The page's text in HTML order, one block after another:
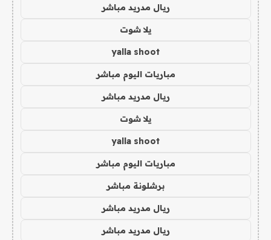
ريال مدريد مباشر
يلا شوت
yalla shoot
مباريات اليوم مباشر
ريال مدريد مباشر
يلا شوت
yalla shoot
مباريات اليوم مباشر
برشلونة مباشر
ريال مدريد مباشر
ريال مدريد مباشر